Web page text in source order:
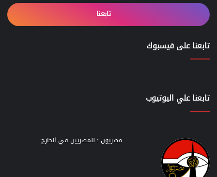
تابعنا
تابعنا على فيسبوك
تابعنا علي اليوتيوب
مصريون : للمصريين في الخارج